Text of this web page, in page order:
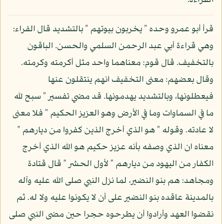
قرأ أبو عمرو وحده " يخربون بيوتهم " بالتشديد قال الفراء:
وهي قراءة أبي عبد الرحمن السلمي والحسن. الباقون
بالتخفيف. قال قوم: معناهما واحد مثل أكرمته وكرمته.
وقال بعضهم: معنى التخفيف انهم ينتقلون عنها
فيعطلونها، وبالتشديد يهدمونها. قد مضي تفسير " سبح لله
ما في السماوات وما في الأرض وهو العزيز الحكيم " فلا معنى
لا عادته. وقوله " هو الذي أخرج الذين كفروا من ديارهم "
معناه ان الذي وصفه بأنه عزيز حكيم هو الله الذي أخرج
الكفار من اليهود من ديارهم " لأول الحشر " قال قتادة
ومجاهد: هم بنو النضير، لما نزل النبي صلى الله عليه وآله
بالمدينة عاقده بنو النضير على أن لا يكونوا عليه ولا له. ثم
نقضوا العهد وأرادوا أن يطرحوه حجرا حين مضى النبي صلى